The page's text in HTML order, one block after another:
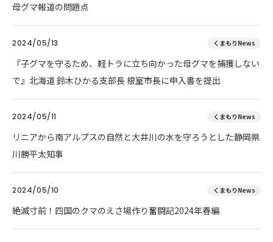
母グマ報道の問題点
2024/05/13 くまもりNews
『子グマを守るため、軽トラに立ち向かった母グマを捕獲しない
で』北海道 鈴木ひかる支部長 根室市長に申入書を提出
2024/05/11 くまもりNews
リニアから南アルプスの自然と大井川の水を守ろうとした静岡県
川勝平太知事
2024/05/10 くまもりNews
絶滅寸前！四国のクマのえさ場作り奮闘記2024年春編